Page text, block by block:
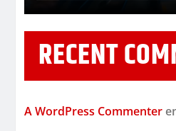
RECENT
A WordPress Commenter